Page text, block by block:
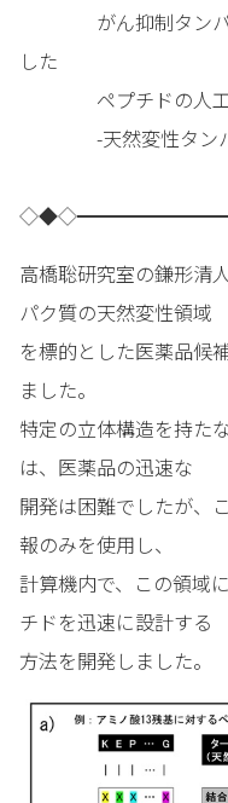
がん抑制タンパク
した
ペプチドの人工
-天然変性タンパ
高橋聡研究室の鎌形清
パク質の天然変性領域
を標的とした医薬品候
ました。
特定の立体構造を持た
は、医薬品の迅速な
開発は困難でしたが、
報のみを使用し、
計算機内で、この領域
チドを迅速に設計する
方法を開発しました。